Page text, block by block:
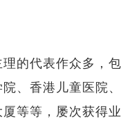
的代表作众多，包
、香港儿童医院、
等等，屡次获得业